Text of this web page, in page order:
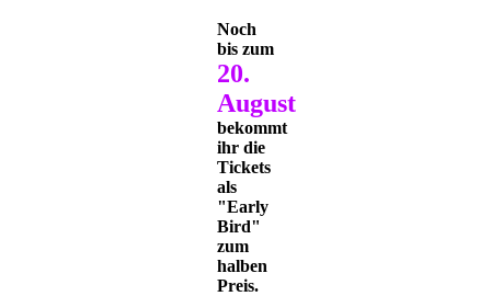
Noch
bis zum
20.
August
bekommt
ihr die
Tickets
als
"Early
Bird"
zum
halben
Preis.